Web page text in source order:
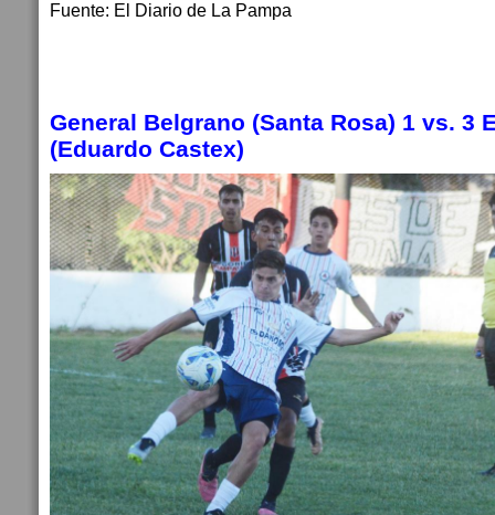
Fuente: El Diario de La Pampa
General Belgrano (Santa Rosa) 1 vs. 3
(Eduardo Castex)